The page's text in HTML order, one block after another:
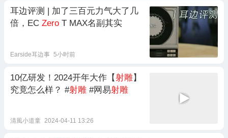
耳边评测 | 加了三百元力气大了几
倍，EC Zero T MAX名副其实
Earside耳边事 5小时前
10亿研发！2024开年大作【射雕】
究竟怎么样？ #射雕 #网易射雕
清風小道童 2024-04-11 13:26